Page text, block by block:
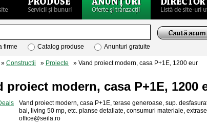
firme Catalog produse Anunturi gratuite
» Constructii » Proiecte » Vand proiect modern, casa P+1E, 1200 eur
proiect modern, casa P+1E, 1200
Vand proiect modern, casa P+1E, terase generoase, sup.
bai, living 50 mp, etc. planse detaliate, consumuri materiale,
office@seila.ro